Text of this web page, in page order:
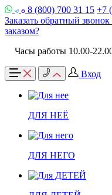
8 (800) 700 31 15 +7
Заказать обратный звонок
заказом?
Часы работы 10.00-
Вход
ДЛЯ НЕЁ
ДЛЯ НЕГО